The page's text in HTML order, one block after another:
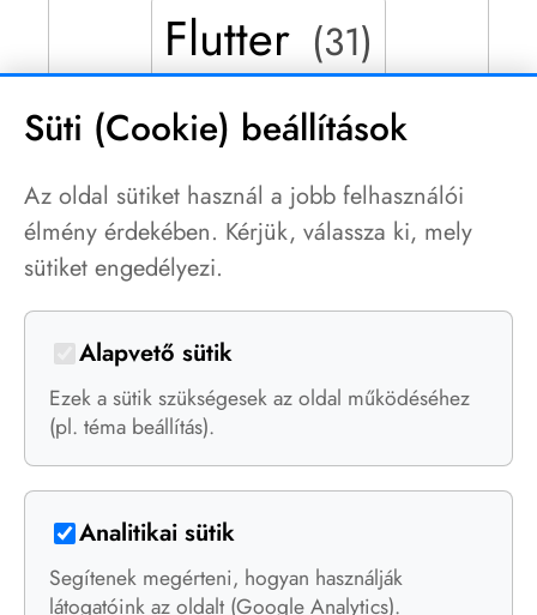
Flutter (31)
mobile (12) tervezés (12)
android (11) ui-ux
web (10) mobil (9) iOS (8)
cross-platform (6) fejlesztés (6)
low-code
produktivitás (4) 2020-top (4)
app (4) üzlet (3) Dart (3)
project-management
AI
Süti (Cookie) beállítások
Az oldal sütiket használ a jobb felhasználói
élmény érdekében. Kérjük, válassza ki, mely
sütiket engedélyezi.
Alapvető sütik
Ezek a sütik szükségesek az oldal működéséhez
(pl. téma beállítás).
Analitikai sütik
Segítenek megérteni, hogyan használják
látogatóink az oldalt (Google Analytics).